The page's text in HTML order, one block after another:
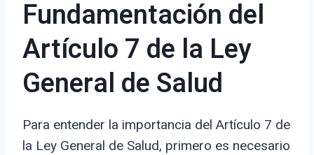
Fundamentación del
Artículo 7 de la Ley
General de Salud
Para entender la importancia del Artículo 7 de
la Ley General de Salud, primero es necesario